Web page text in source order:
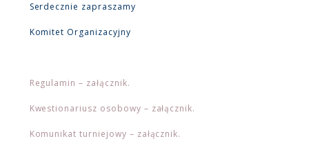
Serdecznie zapraszamy
Komitet Organizacyjny
Regulamin – załącznik.
Kwestionariusz osobowy – załącznik.
Komunikat turniejowy – załącznik.